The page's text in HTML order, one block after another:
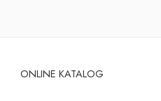
ONLINE KATALOG